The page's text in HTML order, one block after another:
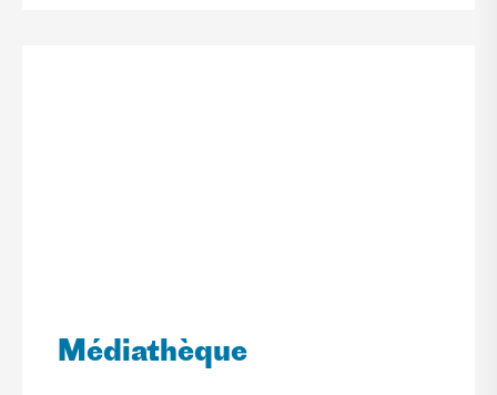
Médiathèque